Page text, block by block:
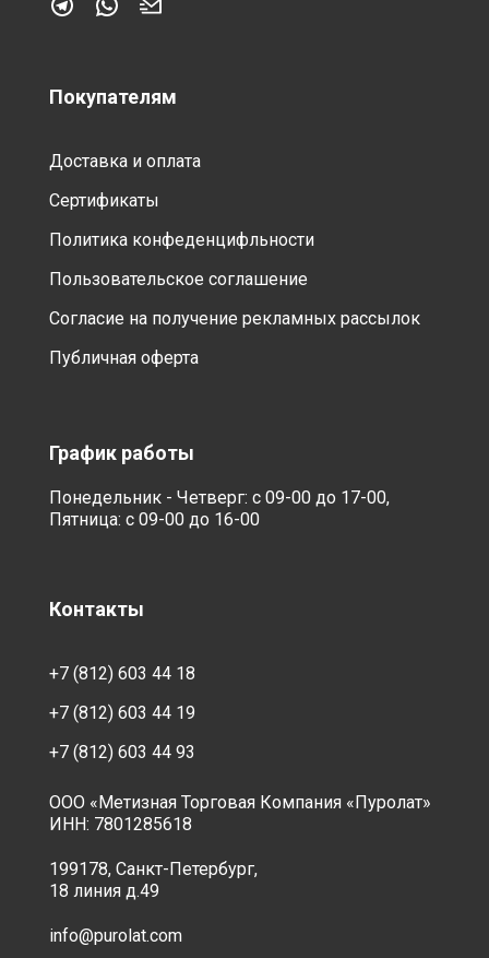
Покупателям
Доставка и оплата
Сертификаты
Политика конфеденцифльности
Пользовательское соглашение
Согласие на получение рекламных рассылок
Публичная оферта
График работы
Понедельник - Четверг: с 09-00 до 17-00,
Пятница: с 09-00 до 16-00
Контакты
+7 (812) 603 44 18
+7 (812) 603 44 19
+7 (812) 603 44 93
ООО «Метизная Торговая Компания «Пуролат»
ИНН: 7801285618
199178, Санкт-Петербург,
18 линия д.49
info@purolat.com